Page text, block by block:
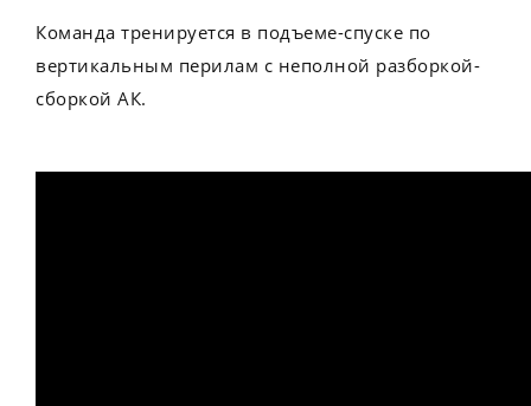
Команда тренируется в подъеме-спуске по
вертикальным перилам с неполной разборкой-
сборкой АК.